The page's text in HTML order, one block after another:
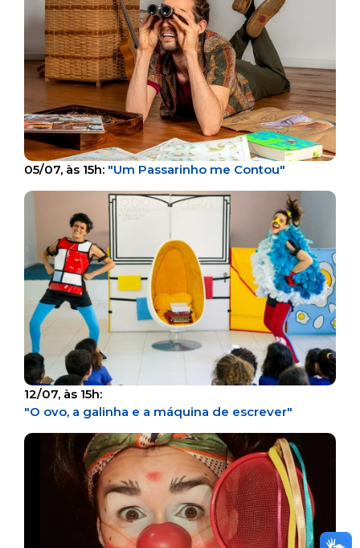
05/07, às 15h: "Um Passarinho me Contou"
12/07, às 15h:
"O ovo, a galinha e a máquina de escrever"